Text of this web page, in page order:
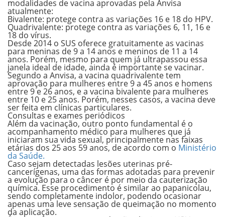
modalidades de vacina aprovadas pela Anvisa
atualmente:
Bivalente: protege contra as variações 16 e 18 do HPV.
Quadrivalente: protege contra as variações 6, 11, 16 e
18 do vírus.
Desde 2014 o SUS oferece gratuitamente as vacinas
para meninas de 9 a 14 anos e meninos de 11 a 14
anos. Porém, mesmo para quem já ultrapassou essa
janela ideal de idade, ainda é importante se vacinar.
Segundo a Anvisa, a vacina quadrivalentetem
aprovação para mulheres entre9 a 45 anos e homens
entre9 e 26 anos, e a vacina bivalente para mulheres
entre 10 e 25 anos. Porém, nesses casos, a vacina deve
ser feita em clínicas particulares.
Consultas e exames periódicos
Além da vacinação, outro ponto fundamental é o
acompanhamento médico para mulheres que já
iniciaram sua vida sexual, principalmente nas faixas
etárias dos 25 aos 59 anos, de acordo com o Ministério
da Saúde.
Caso sejam detectadas lesões uterinas pré-
cancerígenas, uma das formas adotadas para prevenir
a evolução para o câncer é por meio da cauterização
química. Esse procedimento é similar ao papanicolau,
sendo completamente indolor, podendo ocasionar
apenas uma leve sensação de queimação no momento
da aplicação.